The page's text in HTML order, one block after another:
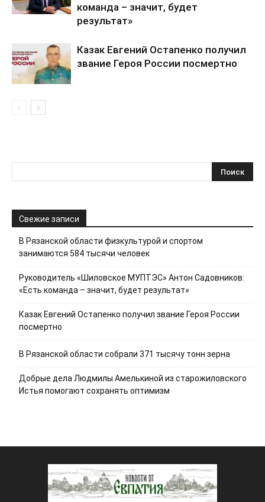
команда – значит, будет
результат»
Казак Евгений Остапенко получил
звание Героя России посмертно
Свежие записи
В Рязанской области физкультурой и спортом
занимаются 584 тысячи человек
Руководитель «Шиловское МУПТЭС» Антон Садовников:
«Есть команда – значит, будет результат»
Казак Евгений Остапенко получил звание Героя России
посмертно
В Рязанской области собрали 371 тысячу тонн зерна
Добрые дела Людмилы Амелькиной из старожиловского
Истья помогают сохранять оптимизм